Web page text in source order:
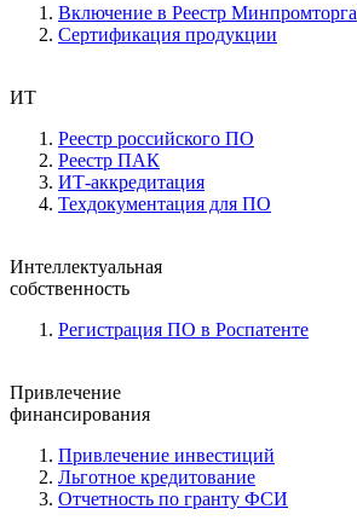
Включение в Реестр Минпромторга
Сертификация продукции
ИТ
Реестр российского ПО
Реестр ПАК
ИТ-аккредитация
Техдокументация для ПО
Интеллектуальная
собственность
Регистрация ПО в Роспатенте
Привлечение
финансирования
Привлечение инвестиций
Льготное кредитование
Отчетность по гранту ФСИ